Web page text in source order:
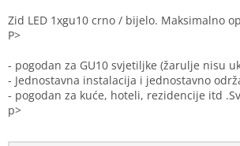
Zid LED 1xgu10 crno / bijelo. Maksimalno
P>
- pogodan za GU10 svjetiljke (žarulje nisu
- Jednostavna instalacija i jednostavno
- pogodan za kuće, hoteli, rezidencije itd
p>